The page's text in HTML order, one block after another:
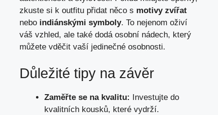
zkuste si k outfitu přidat něco s motivy zvířat
nebo indiánskými symboly. To nejenom oživí
váš vzhled, ale také dodá osobní nádech, který
můžete vděčit vaší jedinečné osobnosti.
Důležité tipy na závěr
Zaměřte se na kvalitu: Investujte do
kvalitních kousků, které vydrží.